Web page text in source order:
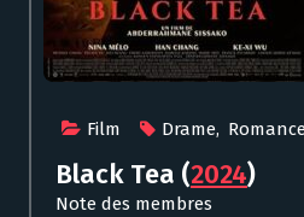
Film Drame,
Black Tea (2024)
Note des membres